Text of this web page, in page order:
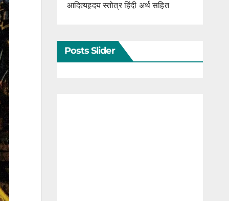
आदित्यहृदय स्तोत्र हिंदी अर्थ सहित
Posts Slider